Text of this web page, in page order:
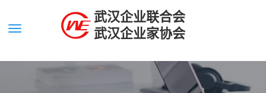
武汉企业联合会
武汉企业家协会